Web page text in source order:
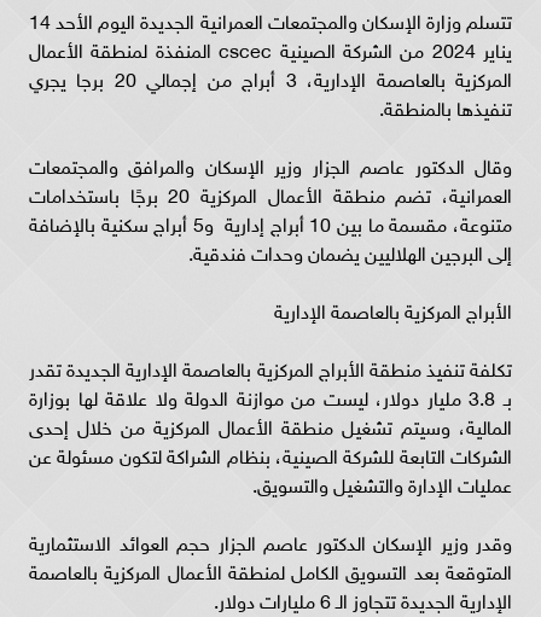
تتسلم وزارة الإسكان والمجتمعات العمرانية الجديدة اليوم الأحد 14
يناير 2024 من الشركة الصينية cscec المنفذة لمنطقة الأعمال
المركزية بالعاصمة الإدارية، 3 أبراج من إجمالي 20 برجا يجري
تنفيذها بالمنطقة.
وقال الدكتور عاصم الجزار وزير الإسكان والمرافق والمجتمعات
العمرانية، تضم منطقة الأعمال المركزية 20 برجًا باستخدامات
متنوعة، مقسمة ما بين 10 أبراج إدارية و5 أبراج سكنية بالإضافة
إلى البرجين الهلاليين يضمان وحدات فندقية.
الأبراج المركزية بالعاصمة الإدارية
تكلفة تنفيذ منطقة الأبراج المركزية بالعاصمة الإدارية الجديدة تقدر
بـ 3.8 مليار دولار، ليست من موازنة الدولة ولا علاقة لها بوزارة
المالية، وسيتم تشغيل منطقة الأعمال المركزية من خلال إحدى
الشركات التابعة للشركة الصينية، بنظام الشراكة لتكون مسئولة عن
عمليات الإدارة والتشغيل والتسويق.
وقدر وزير الإسكان الدكتور عاصم الجزار حجم العوائد الاستثمارية
المتوقعة بعد التسويق الكامل لمنطقة الأعمال المركزية بالعاصمة
الإدارية الجديدة تتجاوز الـ 6 مليارات دولار.